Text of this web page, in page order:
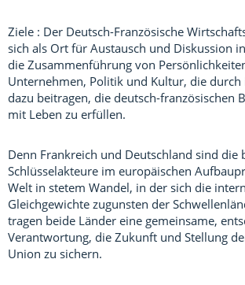
Ziele : Der Deutsch-Französische
sich als Ort für Austausch und Diskussion
die Zusammenführung von
Unternehmen, Politik und Kultur, die durch
dazu beitragen, die deutsch-französischen
mit Leben zu erfüllen.
Denn Frankreich und Deutschland sind die
Schlüsselakteure im europäischen
Welt in stetem Wandel, in der sich die
Gleichgewichte zugunsten der
tragen beide Länder eine gemeinsame,
Verantwortung, die Zukunft und Stellung
Union zu sichern.